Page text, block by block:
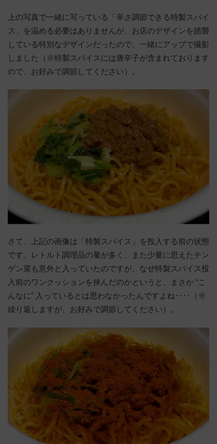
上の写真で一緒に写っている「辛さ調節できる特製スパイ
ス」を温める必要はありませんが、お店のデザインを踏襲
している特別なデザインだったので、一緒にアップで撮影
しました（※特製スパイスには唐辛子が含まれております
ので、お好みで調節してください）。
さて、上記の画像は「特製スパイス」を投入する前の状態
です。レトルト調理品の量が多く、また少量に思えたチン
ゲン菜も意外と入っていたのですが、なぜ特製スパイス投
入前のワンクッションを挟んだのかというと、まさか “こ
んなに” 入っているとは思わなかったんですよね‥‥（※
繰り返しますが、お好みで調節してください）。